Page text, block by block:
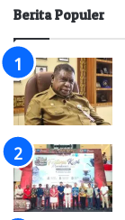
Berita Populer